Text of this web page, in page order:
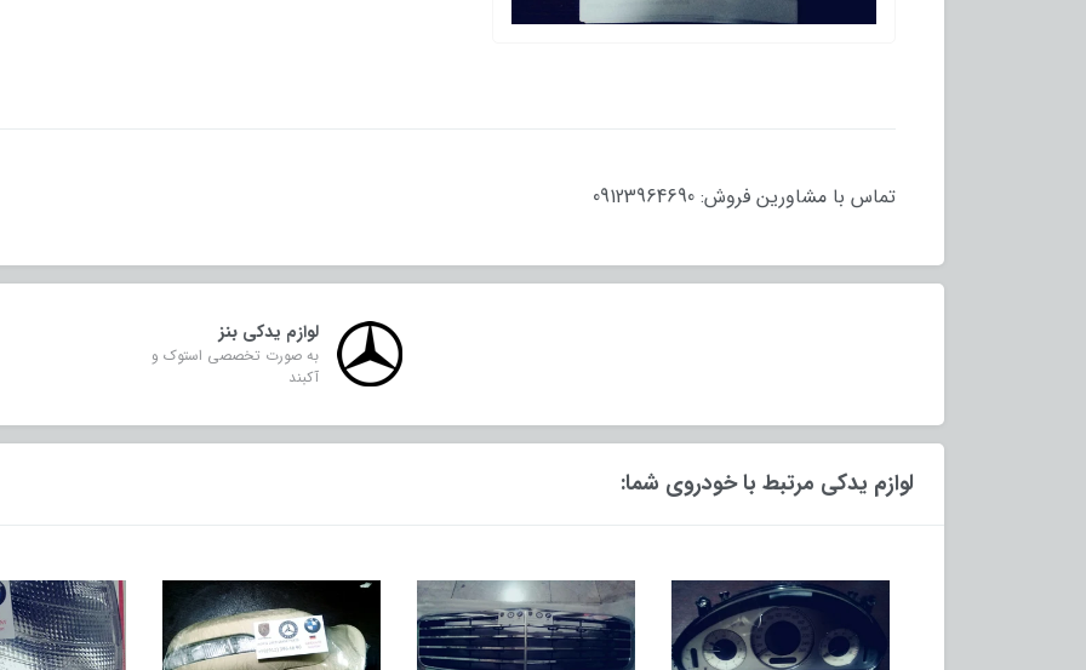
تماس با مشاورین فروش: 09123964690
لوازم یدکی بنز
به صورت تخصصی استوک و
آکبند
لوازم یدکی مرتبط با خودروی شما: